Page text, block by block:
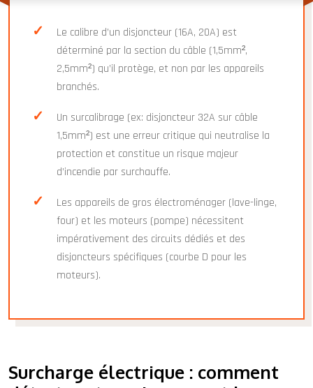
Le calibre d’un disjoncteur (16A, 20A) est
déterminé par la section du câble (1,5mm²,
2,5mm²) qu’il protège, et non par les appareils
branchés.
Un surcalibrage (ex: disjoncteur 32A sur câble
1,5mm²) est une erreur critique qui neutralise la
protection et constitue un risque majeur
d’incendie par surchauffe.
Les appareils de gros électroménager (lave-linge,
four) et les moteurs (pompe) nécessitent
impérativement des circuits dédiés et des
disjoncteurs spécifiques (courbe D pour les
moteurs).
Surcharge électrique : comment